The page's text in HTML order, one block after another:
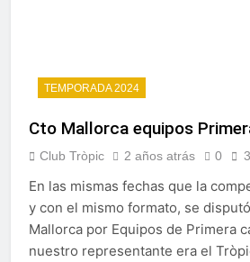
TEMPORADA 2024
Cto Mallorca equipos
Club Tròpic 2 años atrás 0
En las mismas fechas que la
y con el mismo formato, se
Mallorca por Equipos de Primera
nuestro representante era el